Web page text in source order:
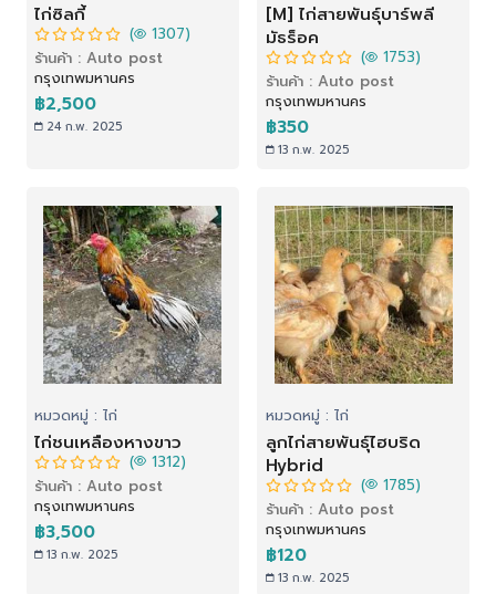
ไก่ซิลกี้
( 1307)
ร้านค้า : Auto post
กรุงเทพมหานคร
฿2,500
24 ก.พ. 2025
[M] ไก่สายพันธุ์บาร์พลี
มัธร็อค
( 1753)
ร้านค้า : Auto post
กรุงเทพมหานคร
฿350
13 ก.พ. 2025
หมวดหมู่ : ไก่
ไก่ชนเหลืองหางขาว
( 1312)
ร้านค้า : Auto post
กรุงเทพมหานคร
฿3,500
13 ก.พ. 2025
หมวดหมู่ : ไก่
ลูกไก่สายพันธุ์ไฮบริด
Hybrid
( 1785)
ร้านค้า : Auto post
กรุงเทพมหานคร
฿120
13 ก.พ. 2025